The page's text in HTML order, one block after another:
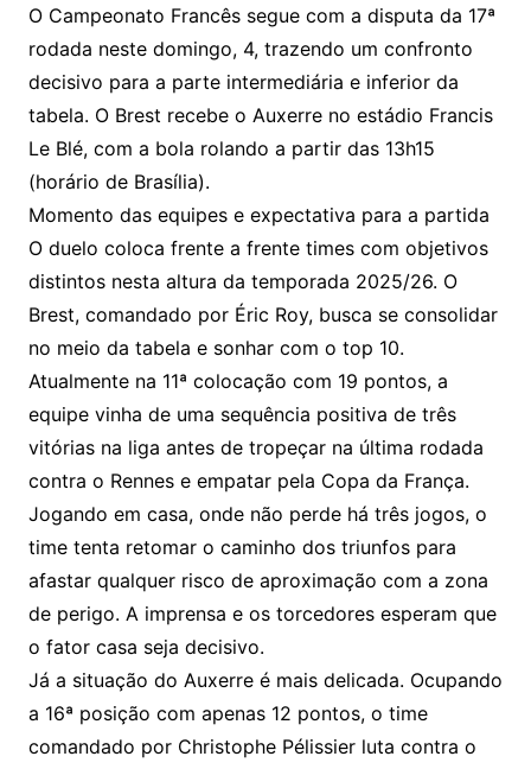
O Campeonato Francês segue com a disputa da 17ª
rodada neste domingo, 4, trazendo um confronto
decisivo para a parte intermediária e inferior da
tabela. O Brest recebe o Auxerre no estádio Francis
Le Blé, com a bola rolando a partir das 13h15
(horário de Brasília).
Momento das equipes e expectativa para a partida
O duelo coloca frente a frente times com objetivos
distintos nesta altura da temporada 2025/26. O
Brest, comandado por Éric Roy, busca se consolidar
no meio da tabela e sonhar com o top 10.
Atualmente na 11ª colocação com 19 pontos, a
equipe vinha de uma sequência positiva de três
vitórias na liga antes de tropeçar na última rodada
contra o Rennes e empatar pela Copa da França.
Jogando em casa, onde não perde há três jogos, o
time tenta retomar o caminho dos triunfos para
afastar qualquer risco de aproximação com a zona
de perigo. A imprensa e os torcedores esperam que
o fator casa seja decisivo.
Já a situação do Auxerre é mais delicada. Ocupando
a 16ª posição com apenas 12 pontos, o time
comandado por Christophe Pélissier luta contra o